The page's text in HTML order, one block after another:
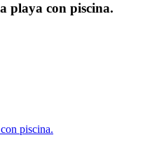
playa con piscina.
piscina.